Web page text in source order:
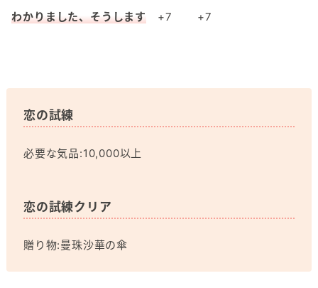
わかりました、そうします
+7 +7
恋の試練
必要な気品:10,000以上
恋の試練クリア
贈り物:曼珠沙華の傘